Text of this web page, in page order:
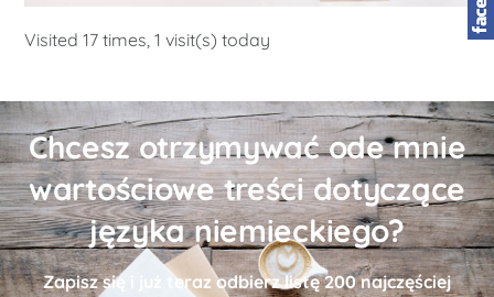
Visited 17 times, 1 visit(s) today
Chcesz otrzymywać ode mnie
wartościowe treści dotyczące
języka niemieckiego?
Zapisz się i już teraz odbierzlistę200 najczęściej